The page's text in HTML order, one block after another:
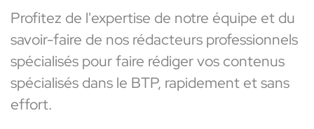
Profitez de l'expertise de notre équipe et du
savoir-faire de nos rédacteurs professionnels
spécialisés pour faire rédiger vos contenus
spécialisés dans le BTP, rapidement et sans
effort.